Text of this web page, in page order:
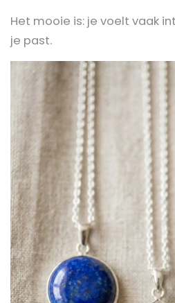
Het mooie is: je voelt vaak
je past.